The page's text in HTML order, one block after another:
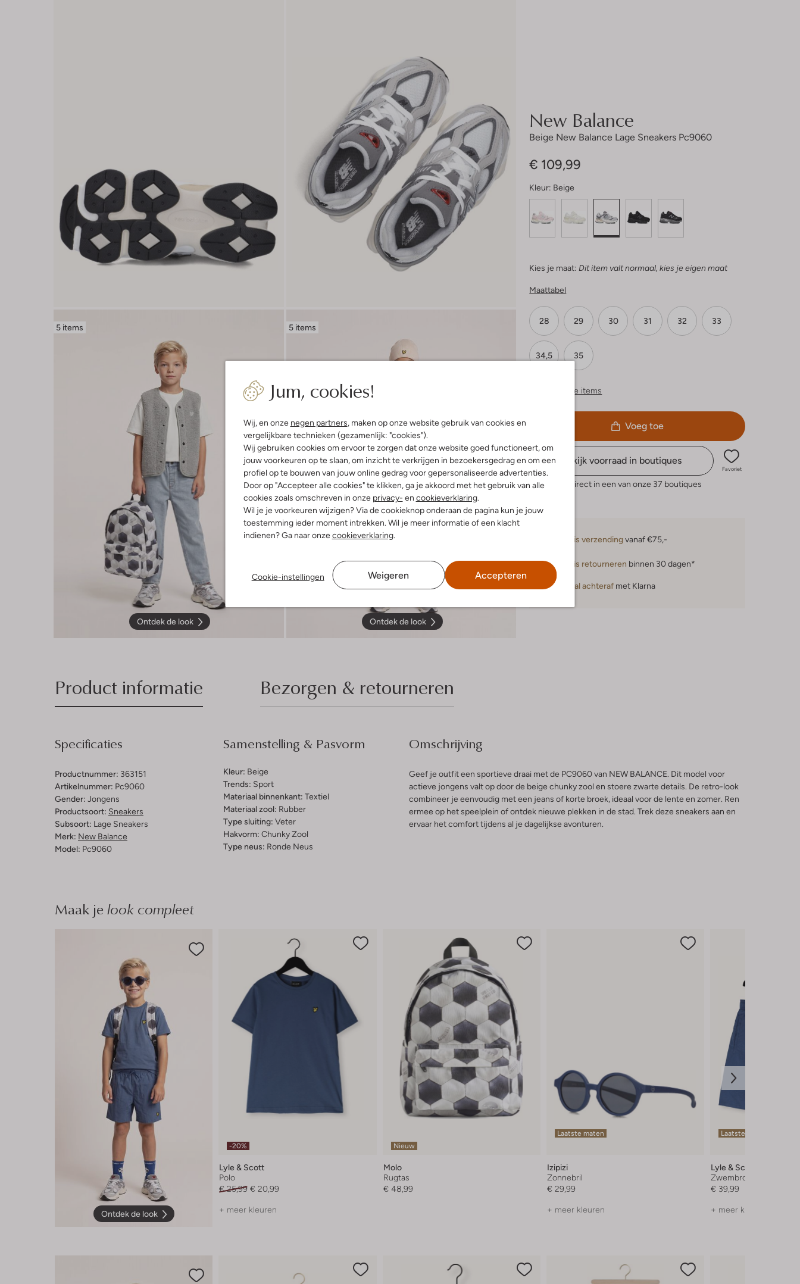
Jum, cookies!
Wij, en onze negen partners, maken op onze website gebruik van cookies en
vergelijkbare technieken (gezamenlijk: "cookies").
Wij gebruiken cookies om ervoor te zorgen dat onze website goed functioneert, om
jouw voorkeuren op te slaan, om inzicht te verkrijgen in bezoekersgedrag en om een
profiel op te bouwen van jouw online gedrag voor gepersonaliseerde advertenties.
Door op "Accepteer alle cookies" te klikken, ga je akkoord met het gebruik van alle
cookies zoals omschreven in onze privacy- en cookieverklaring.
Wil je je voorkeuren wijzigen? Via de cookieknop onderaan de pagina kun je jouw
toestemming ieder moment intrekken. Wil je meer informatie of een klacht
indienen? Ga naar onzecookieverklaring.
Cookie-instellingen Weigeren Accepteren
5 items
Ontdek de look
5 items
Ontdek de look
New Balance
Beige New Balance Lage Sneakers Pc9060
€ 109,99
Kleur: Beige
Kies je maat: Dit item valt normaal, kies je eigen maat
Maattabel
28 29 30 31 32 33
34,5 35
Vergelijkbare items
Voeg toe
Bekijk voorraad in boutiques
Favoriet
Reserveer direct in een van onze 37 boutiques
Gratis verzendingvanaf €75,-
Gratis retourneren binnen 30 dagen*
Betaal achteraf met Klarna
Product informatie Bezorgen & retourneren
Specificaties
Productnummer: 363151
Artikelnummer: Pc9060
Gender: Jongens
Productsoort: Sneakers
Subsoort: Lage Sneakers
Merk: New Balance
Model: Pc9060
Samenstelling & Pasvorm
Kleur: Beige
Trends: Sport
Materiaal binnenkant: Textiel
Materiaal zool: Rubber
Type sluiting: Veter
Hakvorm: Chunky Zool
Type neus: Ronde Neus
Omschrijving
Geef je outfit een sportieve draai met de PC9060 van NEW BALANCE. Dit model voor
actieve jongens valt op door de beige chunky zool en stoere zwarte details. De retro-look
combineer je eenvoudig met een jeans of korte broek, ideaal voor de lente en zomer. Ren
ermee op het speelplein of ontdek nieuwe plekken in de stad. Trek deze sneakers aan en
ervaar het comfort tijdens al je dagelijkse avonturen.
Maak je look compleet
Ontdek de look
-20%
Lyle & Scott
Polo
€ 25,99 € 20,99
+ meer kleuren
Nieuw
Molo
Rugtas
€ 48,99
Laatste maten
Izipizi
Zonnebril
€ 29,99
+ meer kleuren
Laatste items
Lyle & Scott
Zwembroek
€ 39,99
+ meer kleuren